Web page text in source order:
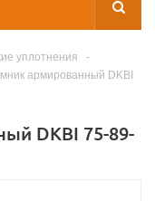
уплотнения
-
армированный DKBI
DKBI 75-89-